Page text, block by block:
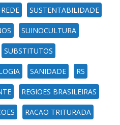
SUSTENTABILIDADE
SUINOCULTURA
SUBSTITUTOS
SANIDADE RS
REGIOES BRASILEIRAS
RACAO TRITURADA